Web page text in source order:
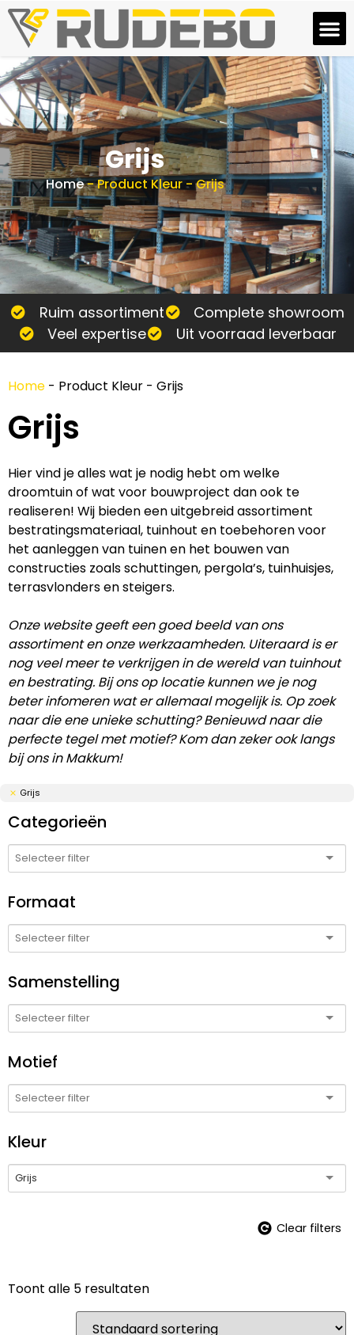
Grijs
Home-Product Kleur-Grijs
Ruim assortiment
Complete showroom
Veel expertise
Uit voorraad leverbaar
Home - Product Kleur - Grijs
Grijs
Hier vind je alles wat je nodig hebt om welke
droomtuin of wat voor bouwproject dan ook te
realiseren! Wij bieden een uitgebreid assortiment
bestratingsmateriaal, tuinhout en toebehoren voor
het aanleggen van tuinen en het bouwen van
constructies zoals schuttingen, pergola’s, tuinhuisjes,
terrasvlonders en steigers.
Onze website geeft een goed beeld van ons
assortiment en onze werkzaamheden. Uiteraard is er
nog veel meer te verkrijgen in de wereld van tuinhout
en bestrating. Bij ons op locatie kunnen we je nog
beter infomeren wat er allemaal mogelijk is. Op zoek
naar die ene unieke schutting? Benieuwd naar die
perfecte tegel met motief? Kom dan zeker ook langs
bij ons in Makkum!
Grijs
Categorieën
Formaat
Samenstelling
Motief
Kleur
Grijs
Clear filters
Toont alle 5 resultaten